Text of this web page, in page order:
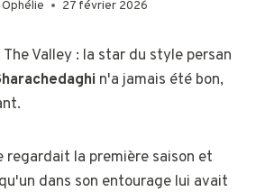
Ophélie 27 février 2026
Valley : la star du style persan
n'a jamais été bon,
regardait la première saison et
dans son entourage lui avait